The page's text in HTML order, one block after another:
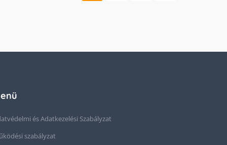
és Adatkezelési Szabályzat
szabályzat